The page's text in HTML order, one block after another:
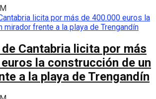
de Cantabria licita por más
la construcción de un
a la playa de Trengandín